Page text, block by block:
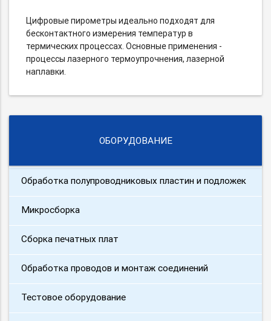
Цифровые пирометры идеально подходят для
бесконтактного измерения температур в
термических процессах. Основные применения -
процессы лазерного термоупрочнения, лазерной
наплавки.
ОБОРУДОВАНИЕ
Обработка полупроводниковых пластин и подложек
Микросборка
Сборка печатных плат
Обработка проводов и монтаж соединений
Тестовое оборудование